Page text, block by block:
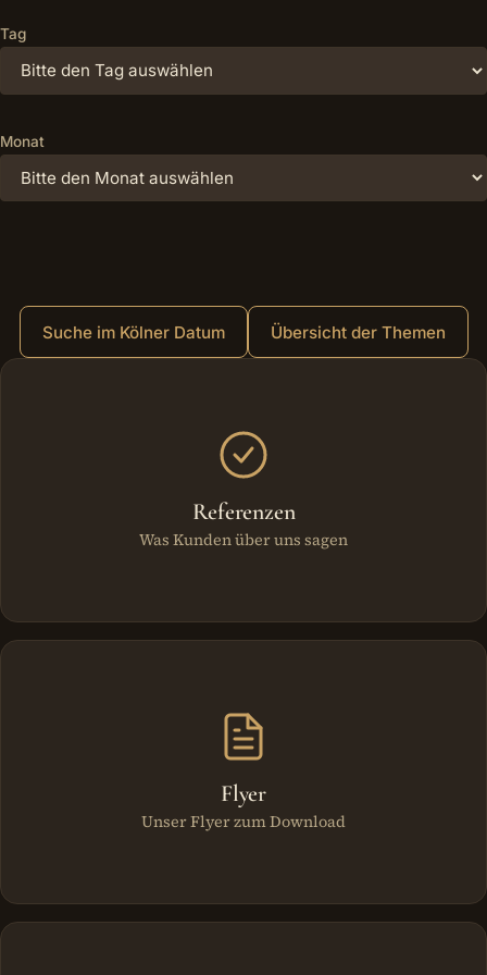
Tag
Monat
Suche im Kölner Datum Übersicht der Themen
Weitere Bereiche
Referenzen
Was Kunden über uns sagen
Flyer
Unser Flyer zum Download